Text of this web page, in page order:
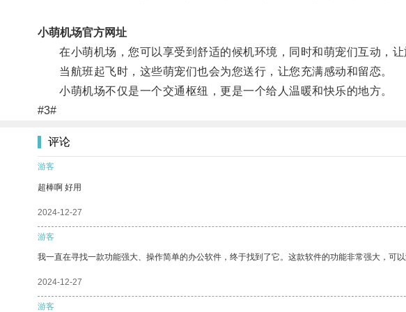
小萌机场官方网址
在小萌机场，您可以享受到舒适的候机环境，同时和萌宠们互动，让
当航班起飞时，这些萌宠们也会为您送行，让您充满感动和留恋。
小萌机场不仅是一个交通枢纽，更是一个给人温暖和快乐的地方。
#3#
评论
游客
超棒啊 好用
2024-12-27
游客
我一直在寻找一款功能强大、操作简单的办公软件，终于找到了它。这款软件的功能非常强大，可
2024-12-27
游客